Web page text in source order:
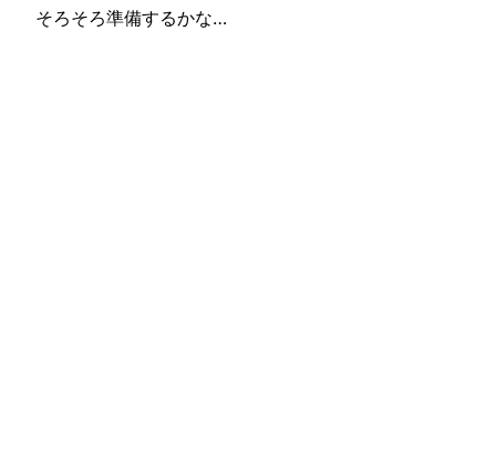
そろそろ準備するかな…